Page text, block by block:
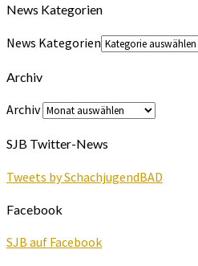
News Kategorien
News Kategorien
Archiv
Archiv
SJB Twitter-News
Tweets by SchachjugendBAD
Facebook
SJB auf Facebook